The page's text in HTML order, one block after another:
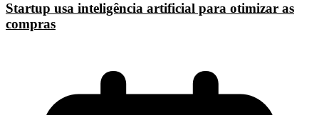
Startup usa inteligência artificial para otimizar as
compras